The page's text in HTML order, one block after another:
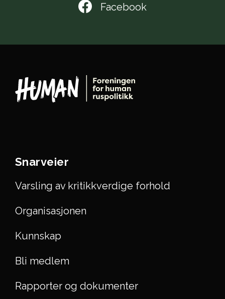
Facebook
Snarveier
Varsling av kritikkverdige forhold
Organisasjonen
Kunnskap
Bli medlem
Rapporter og dokumenter